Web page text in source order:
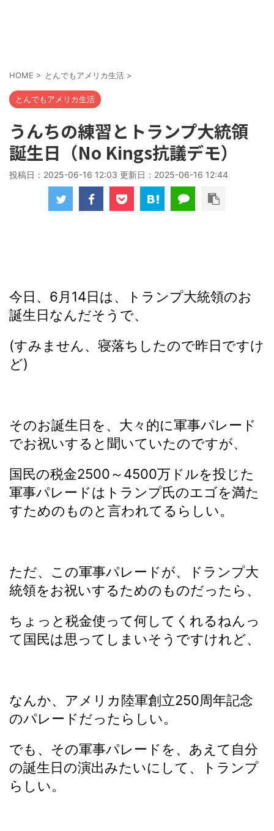
HOME > とんでもアメリカ生活 >
とんでもアメリカ生活
うんちの練習とトランプ大統領
誕生日（No Kings抗議デモ）
投稿日：2025-06-16 12:03 更新日： 2025-06-16 12:44
今日、6月14日は、トランプ大統領のお
誕生日なんだそうで、
(すみません、寝落ちしたので昨日ですけ
ど)
そのお誕生日を、大々的に軍事パレード
でお祝いすると聞いていたのですが、
国民の税金2500～4500万ドルを投じた
軍事パレードはトランプ氏のエゴを満た
すためのものと言われてるらしい。
ただ、この軍事パレードが、ドランプ大
統領をお祝いするためのものだったら、
ちょっと税金使って何してくれるねんっ
て国民は思ってしまいそうですけれど、
なんか、アメリカ陸軍創立250周年記念
のパレードだったらしい。
でも、その軍事パレードを、あえて自分
の誕生日の演出みたいにして、トランプ
らしい。